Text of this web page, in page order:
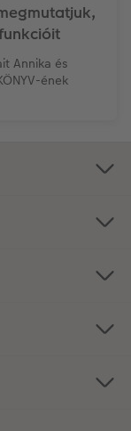
Annika és
ének